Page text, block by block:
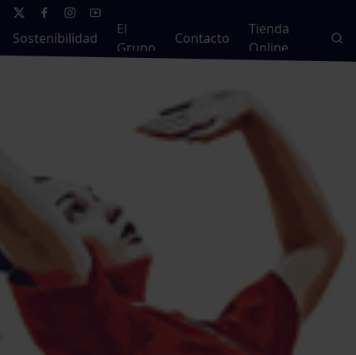
Sostenibilidad
El
Grupo
Contacto
Tienda
Online